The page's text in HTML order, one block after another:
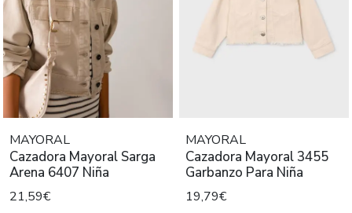
MAYORAL
Cazadora Mayoral Sarga
Arena 6407 Niña
21,59€
MAYORAL
Cazadora Mayoral 3455
Garbanzo Para Niña
19,79€